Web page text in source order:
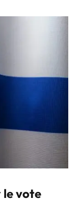
le vote